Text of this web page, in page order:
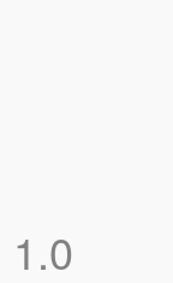
1.0